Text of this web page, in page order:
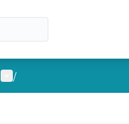
Menu utilisateur
/